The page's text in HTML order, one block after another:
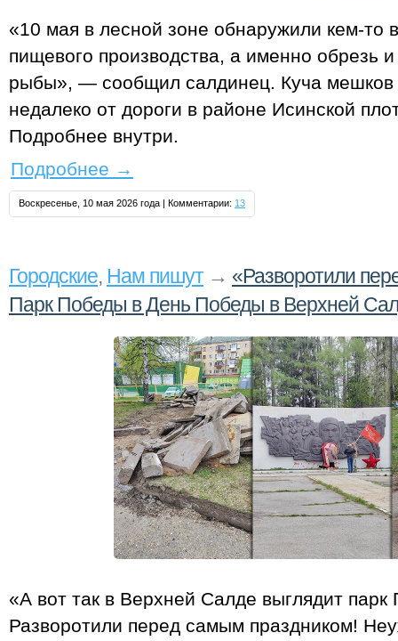
«10 мая в лесной зоне обнаружили кем‑то
пищевого производства, а именно обрезь
рыбы», — сообщил салдинец. Куча мешков
недалеко от дороги в районе Исинской
Подробнее внутри.
Подробнее →
Воскресенье, 10 мая 2026 года | Комментарии: 13
Городские, Нам пишут→ «Разворотили
Парк Победы в День Победы в Верхней
«А вот так в Верхней Салде выглядит
Разворотили перед самым праздником!